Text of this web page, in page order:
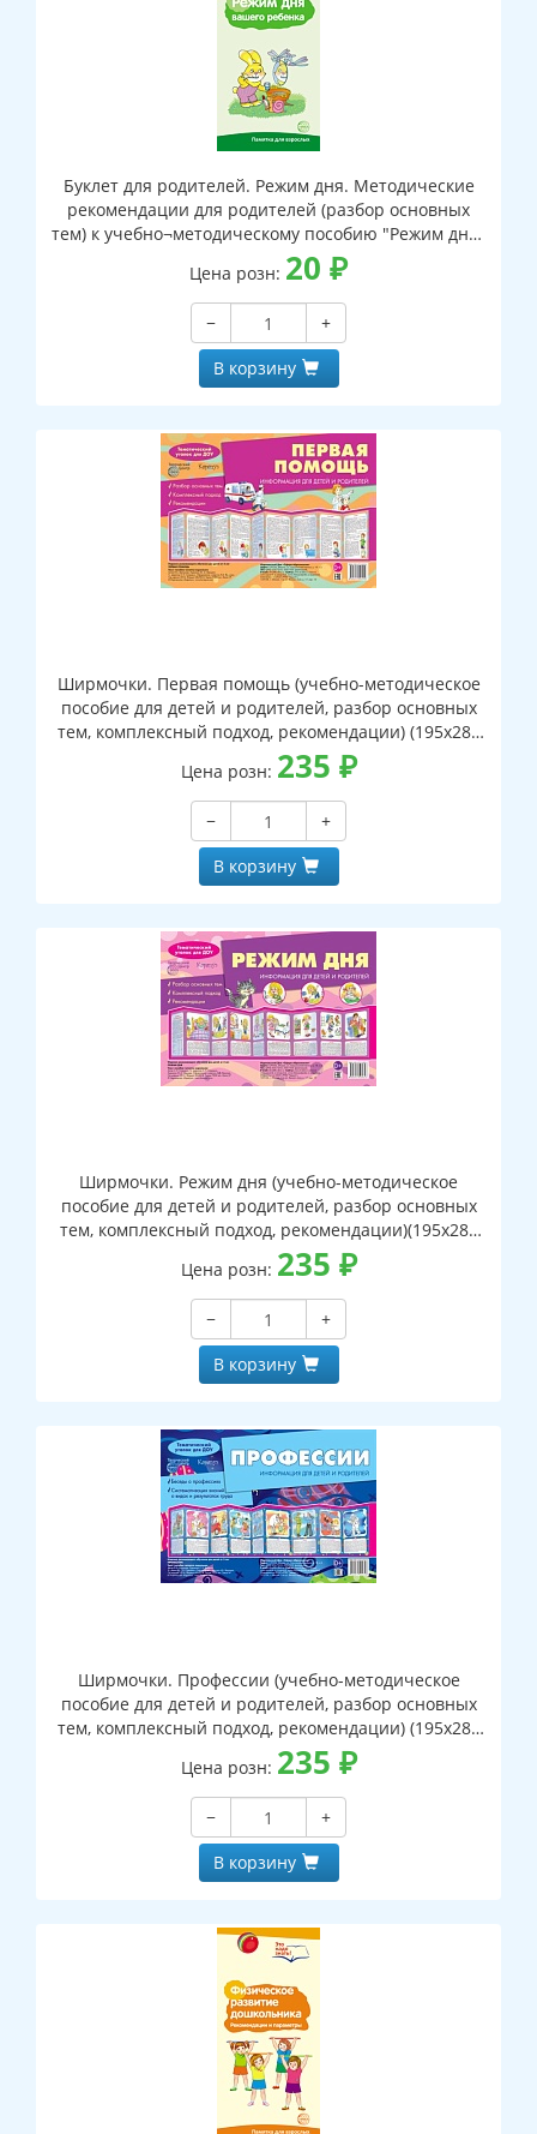
Буклет для родителей. Режим дня. Методические
рекомендации для родителей (разбор основных
тем) к учебно¬методическому пособию "Режим дня"
(2 фальца, цветной, формат А4)
Цена розн: 20 ₽
−
+
В корзину
Ширмочки. Первая помощь (учебно-методическое
пособие для детей и родителей, разбор основных
тем, комплексный подход, рекомендации) (195х280
мм)
Цена розн: 235 ₽
−
+
В корзину
Ширмочки. Режим дня (учебно-методическое
пособие для детей и родителей, разбор основных
тем, комплексный подход, рекомендации)(195х280
мм)
Цена розн: 235 ₽
−
+
В корзину
Ширмочки. Профессии (учебно-методическое
пособие для детей и родителей, разбор основных
тем, комплексный подход, рекомендации) (195х280
мм)
Цена розн: 235 ₽
−
+
В корзину